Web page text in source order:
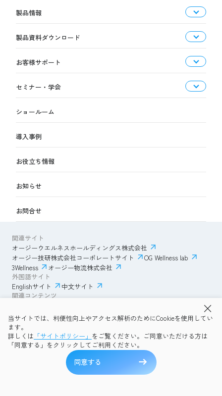
当サイトでは、利便性向上やアクセス解析のためにCookieを使用してい
ます。
詳しくは 「サイトポリシー」 をご覧ください。ご同意いただける方は
「同意する」をクリックしてご利用ください。
同意する
製品情報
製品資料ダウンロード
お客様サポート
セミナー・学会
ショールーム
導入事例
お役立ち情報
お知らせ
お問合せ
関連サイト
オージーウエルネスホールディングス株式会社
オージー技研株式会社コーポレートサイト
OG Wellness lab
3Wellness
オージー物流株式会社
外国語サイト
Englishサイト
中文サイト
関連コンテンツ
透明性ガイドライン
プライバシーポリシー
OG Wellness会員規約
コミュニティガイドライン
サイトマップ
Copyright © 2026 OG Wellness Co., Ltd. All rights reserved.